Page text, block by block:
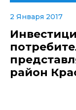
2 Января 2017
район